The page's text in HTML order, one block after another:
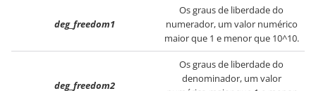
deg_freedom1
Os graus de liberdade do
numerador, um valor numérico
maior que 1 e menor que 10^10.
deg_freedom2
Os graus de liberdade do
denominador, um valor